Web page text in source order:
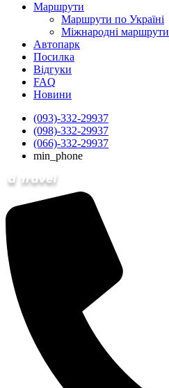
Маршрути
Маршрути по Україні
Міжнародні маршрути
Автопарк
Посилка
Відгуки
FAQ
Новини
(093)-332-29937
(098)-332-29937
(066)-332-29937
min_phone